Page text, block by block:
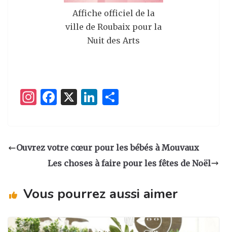
Affiche officiel de la
ville de Roubaix pour la
Nuit des Arts
I
a
m
F
e
b
o
X
Li
e
dI
g
er
Ouvrez votre cœur pour les bébés à Mouvaux
Les choses à faire pour les fêtes de Noël
Vous pourrez aussi aimer